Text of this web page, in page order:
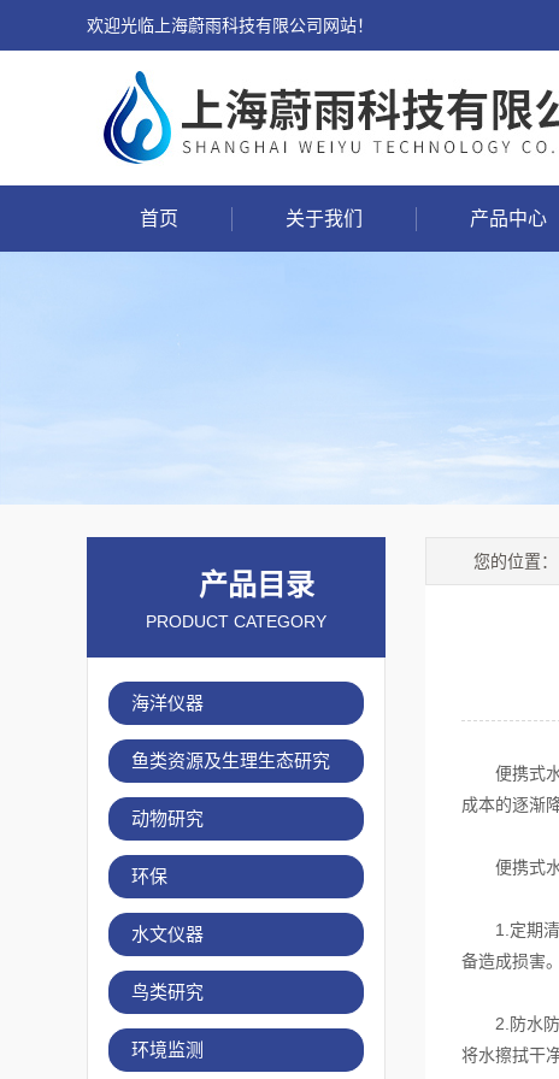
欢迎光临上海蔚雨科技有限公司网站！
首页 关于我们 产品中心
产品目录
PRODUCT CATEGORY
海洋仪器
鱼类资源及生理生态研究
动物研究
环保
水文仪器
鸟类研究
环境监测
您的位置：
便携式水
成本的逐渐
便携式水
1.定期清
备造成损害。
2.防水防
将水擦拭干